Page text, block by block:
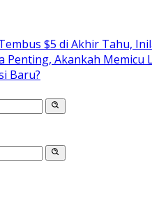
$5 di Akhir Tahu,
Penting, Akankah Memicu
Baru?